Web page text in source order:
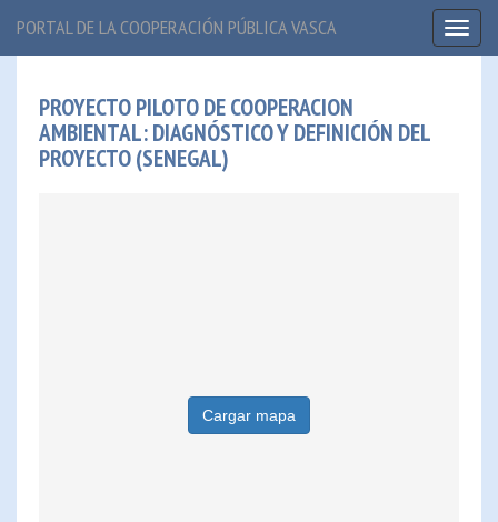
PORTAL DE LA COOPERACIÓN PÚBLICA VASCA
PROYECTO PILOTO DE COOPERACION
AMBIENTAL: DIAGNÓSTICO Y DEFINICIÓN DEL
PROYECTO (SENEGAL)
Cargar mapa